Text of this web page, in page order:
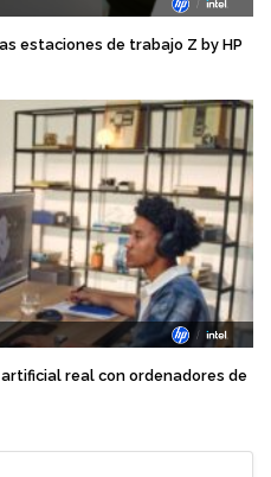
estaciones de trabajo Z by HP
real con ordenadores de